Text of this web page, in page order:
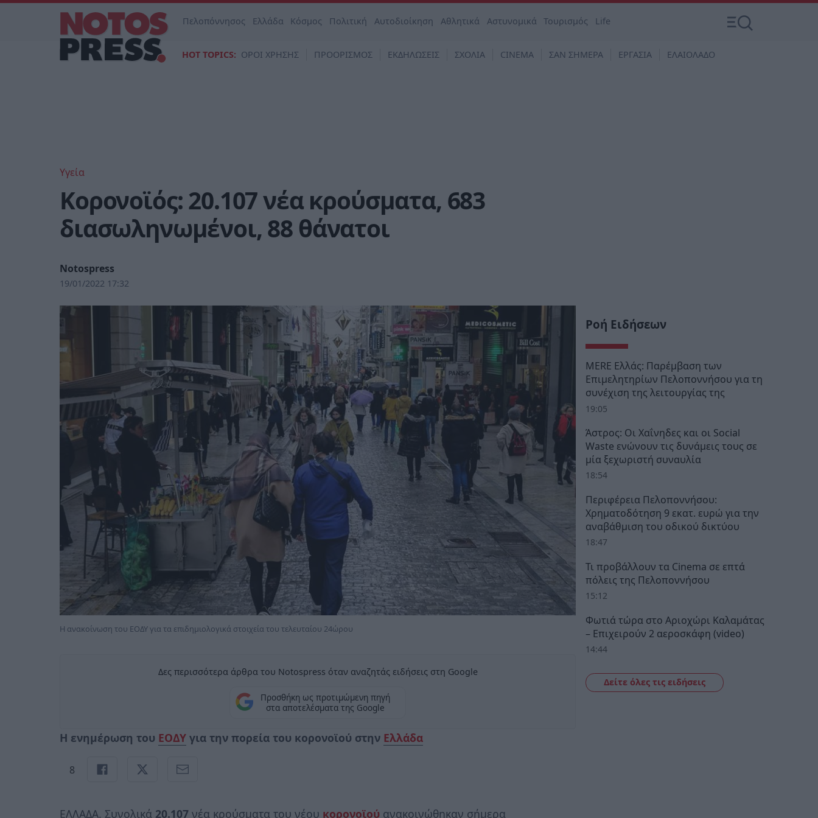
Πελοπόννησος Ελλάδα Κόσμος Πολιτική Αυτοδιοίκηση Αθλητικά Αστυνομικά Τουρισμός Life
HOT TOPICS: ΟΡΟΙ ΧΡΗΣΗΣ ΠΡΟΟΡΙΣΜΟΣ ΕΚΔΗΛΩΣΕΙΣ ΣΧΟΛΙΑ CINEMA ΣΑΝ ΣΗΜΕΡΑ ΕΡΓΑΣΙΑ ΕΛΑΙΟΛΑΔΟ
Υγεία
Κορονοϊός: 20.107 νέα κρούσματα, 683
διασωληνωμένοι, 88 θάνατοι
Notospress
19/01/2022 17:32
Η ανακοίνωση του ΕΟΔΥ για τα επιδημιολογικά στοιχεία του τελευταίου 24ώρου
Δες περισσότερα άρθρα του Notospress όταν αναζητάς ειδήσεις στη Google
Προσθήκη ως προτιμώμενη πηγή
στα αποτελέσματα της Google
Η ενημέρωση του ΕΟΔΥ για την πορεία του κορονοϊού στην Ελλάδα
8
ΕΛΛΑΔΑ. Συνολικά 20.107 νέα κρούσματα του νέου κορoνοϊού ανακοινώθηκαν σήμερα
Ροή Ειδήσεων
MERE Ελλάς: Παρέμβαση των
Επιμελητηρίων Πελοποννήσου για τη
συνέχιση της λειτουργίας της
19:05
Άστρος: Οι Χαΐνηδες και οι Social
Waste ενώνουν τις δυνάμεις τους σε
μία ξεχωριστή συναυλία
18:54
Περιφέρεια Πελοποννήσου:
Χρηματοδότηση 9 εκατ. ευρώ για την
αναβάθμιση του οδικού δικτύου
18:47
Τι προβάλλουν τα Cinema σε επτά
πόλεις της Πελοποννήσου
15:12
Φωτιά τώρα στο Αριοχώρι Καλαμάτας
– Επιχειρούν 2 αεροσκάφη (video)
14:44
Δείτε όλες τις ειδήσεις